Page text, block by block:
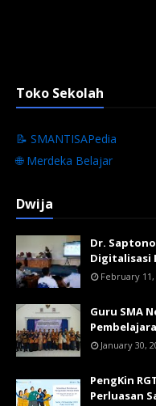
Toko Sekolah
📝 SMANTISAPedia
🌐 Merdeka Belajar
Dwija
Dr.
Digitalisasi
February 11,
Guru SMA
January 30,
PengKin
Perluasan